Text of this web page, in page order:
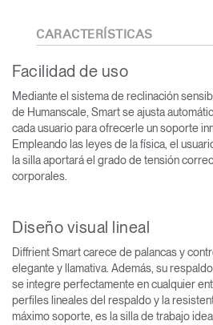
CARACTERÍSTICAS
Facilidad de uso
Mediante el sistema de reclinación
de Humanscale, Smart se ajusta
cada usuario para ofrecerle un soporte
Empleando las leyes de la física, el
la silla aportará el grado de tensión
corporales.
Diseño visual lineal
Diffrient Smart carece de palancas y
elegante y llamativa. Además, su
se integre perfectamente en cualquier
perfiles lineales del respaldo y la
máximo soporte, es la silla de trabajo